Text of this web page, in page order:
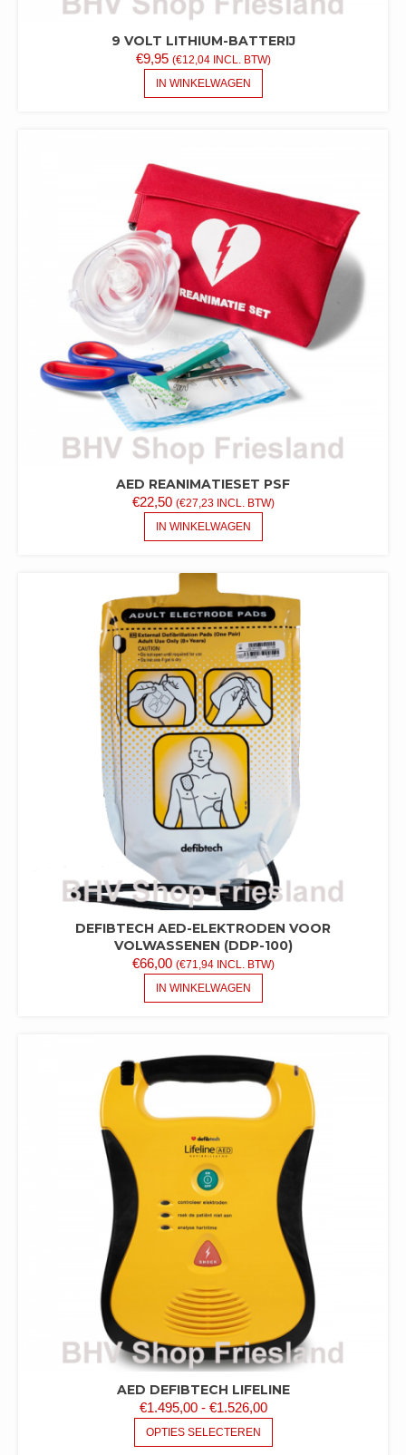
9 VOLT LITHIUM-BATTERIJ
€9,95 (€12,04INCL. BTW)
IN WINKELWAGEN
AED REANIMATIESET PSF
€22,50 (€27,23INCL. BTW)
IN WINKELWAGEN
DEFIBTECH AED-ELEKTRODEN VOOR
VOLWASSENEN (DDP-100)
€66,00 (€71,94INCL. BTW)
IN WINKELWAGEN
AED DEFIBTECH LIFELINE
€1.495,00 - €1.526,00PRIJSKLASSE:
TOT
OPTIES SELECTEREN
PRODUCT